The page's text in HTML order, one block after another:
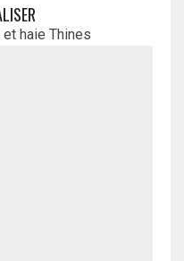
haie Thines